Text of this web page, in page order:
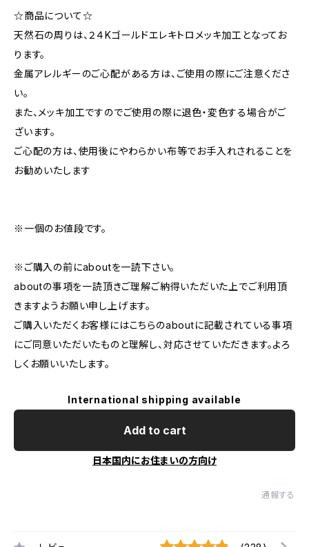
☆商品について☆
天然石の周りは、２４Kゴールドエレキトロメッキ加工となってお
ります。
金属アレルギーのご心配がある方は、ご使用の際にご注意くださ
い。
また、メッキ加工ですのでご使用の際に退色・変色する場合がご
ざいます。
ご心配の方は、使用後にやわらかい布等でお手入れされることを
お勧めいたします
※一個のお値段です。
※ご購入の前にaboutを一読下さい。
aboutの事項を一読頂きご理解ご納得いただいた上でご利用頂
きますようお願い申し上げます。
ご購入いただくお客様にはこちらのaboutに記載されている事項
にご同意いただいたものと理解し、対応させていただきます。よろ
しくお願いいたします。
International shipping available
Add to cart
日本国内にお住まいの方向け
通報する